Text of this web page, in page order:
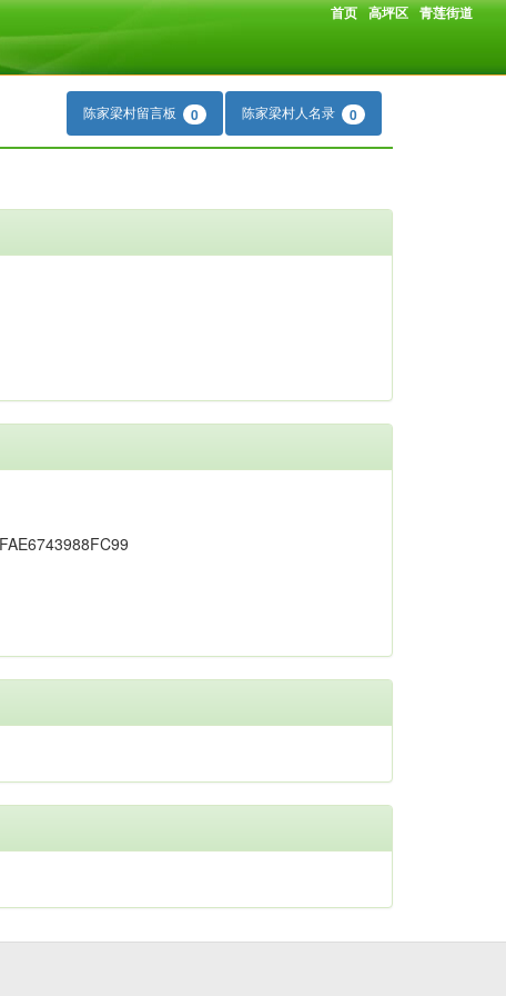
首页 高坪区 青莲街道
陈家梁村留言板 0 陈家梁村人名录 0